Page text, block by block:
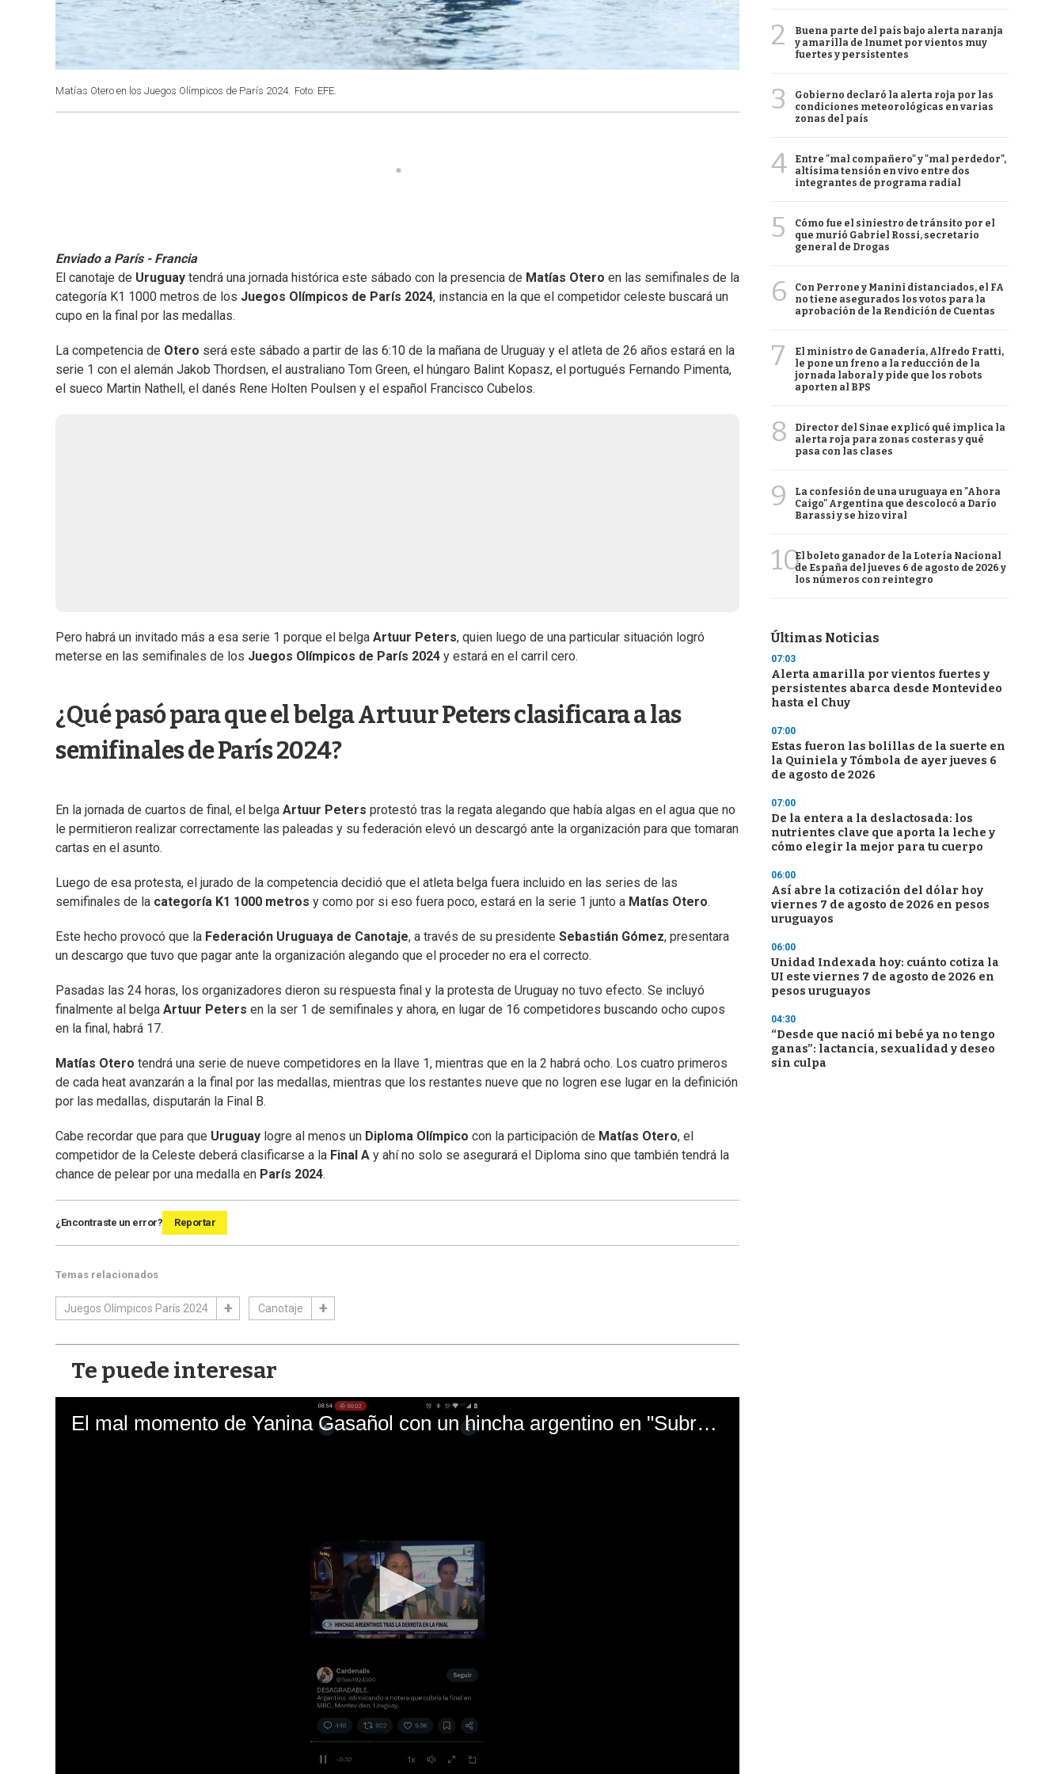
Matías Otero en los Juegos Olímpicos de París 2024. Foto: EFE.
Enviado a París - Francia
El canotaje de Uruguay tendrá una jornada histórica este sábado con la presencia de Matías Otero en las semifinales de la
categoría K1 1000 metros de los Juegos Olímpicos de París 2024, instancia en la que el competidor celeste buscará un
cupo en la final por las medallas.
La competencia de Otero será este sábado a partir de las 6:10 de la mañana de Uruguay y el atleta de 26 años estará en la
serie 1 con el alemán Jakob Thordsen, el australiano Tom Green, el húngaro Balint Kopasz, el portugués Fernando Pimenta,
el sueco Martin Nathell, el danés Rene Holten Poulsen y el español Francisco Cubelos.
Pero habrá un invitado más a esa serie 1 porque el belga Artuur Peters, quien luego de una particular situación logró
meterse en las semifinales de los Juegos Olímpicos de París 2024 y estará en el carril cero.
¿Qué pasó para que el belga Artuur Peters clasificara a las
semifinales de París 2024?
En la jornada de cuartos de final, el belga Artuur Peters protestó tras la regata alegando que había algas en el agua que no
le permitieron realizar correctamente las paleadas y su federación elevó un descargó ante la organización para que tomaran
cartas en el asunto.
Luego de esa protesta, el jurado de la competencia decidió que el atleta belga fuera incluido en las series de las
semifinales de la categoría K1 1000 metros y como por si eso fuera poco, estará en la serie 1 junto a Matías Otero.
Este hecho provocó que la Federación Uruguaya de Canotaje, a través de su presidente Sebastián Gómez, presentara
un descargo que tuvo que pagar ante la organización alegando que el proceder no era el correcto.
Pasadas las 24 horas, los organizadores dieron su respuesta final y la protesta de Uruguay no tuvo efecto. Se incluyó
finalmente al belga Artuur Peters en la ser 1 de semifinales y ahora, en lugar de 16 competidores buscando ocho cupos
en la final, habrá 17.
Matías Otero tendrá una serie de nueve competidores en la llave 1, mientras que en la 2 habrá ocho. Los cuatro primeros
de cada heat avanzarán a la final por las medallas, mientras que los restantes nueve que no logren ese lugar en la definición
por las medallas, disputarán la Final B.
Cabe recordar que para que Uruguay logre al menos un Diploma Olímpico con la participación de Matías Otero, el
competidor de la Celeste deberá clasificarse a la Final A y ahí no solo se asegurará el Diploma sino que también tendrá la
chance de pelear por una medalla en París 2024.
¿Encontraste un error? Reportar
Temas relacionados
Juegos Olímpicos París 2024 Canotaje
Te puede interesar
El mal momento de Yanina Gasañol con un hincha argentino en "Subrayado"
2
Buena parte del país bajo alerta naranja
y amarilla de Inumet por vientos muy
fuertes y persistentes
3
Gobierno declaró la alerta roja por las
condiciones meteorológicas en varias
zonas del país
4
Entre "mal compañero" y "mal perdedor",
altísima tensión en vivo entre dos
integrantes de programa radial
5
Cómo fue el siniestro de tránsito por el
que murió Gabriel Rossi, secretario
general de Drogas
6
Con Perrone y Manini distanciados, el FA
no tiene asegurados los votos para la
aprobación de la Rendición de Cuentas
7
El ministro de Ganadería, Alfredo Fratti,
le pone un freno a la reducción de la
jornada laboral y pide que los robots
aporten al BPS
8
Director del Sinae explicó qué implica la
alerta roja para zonas costeras y qué
pasa con las clases
9
La confesión de una uruguaya en "Ahora
Caigo" Argentina que descolocó a Darío
Barassi y se hizo viral
10El boleto ganador de la Lotería Nacional
de España del jueves 6 de agosto de 2026 y
los números con reintegro
Últimas Noticias
07:03
Alerta amarilla por vientos fuertes y
persistentes abarca desde Montevideo
hasta el Chuy
07:00
Estas fueron las bolillas de la suerte en
la Quiniela y Tómbola de ayer jueves 6
de agosto de 2026
07:00
De la entera a la deslactosada: los
nutrientes clave que aporta la leche y
cómo elegir la mejor para tu cuerpo
06:00
Así abre la cotización del dólar hoy
viernes 7 de agosto de 2026 en pesos
uruguayos
06:00
Unidad Indexada hoy: cuánto cotiza la
UI este viernes 7 de agosto de 2026 en
pesos uruguayos
04:30
“Desde que nació mi bebé ya no tengo
ganas”: lactancia, sexualidad y deseo
sin culpa